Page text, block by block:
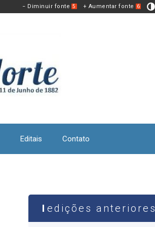
− Diminuir fonte 5 + Aumentar fonte 6
Editais Contato
edições anteriores